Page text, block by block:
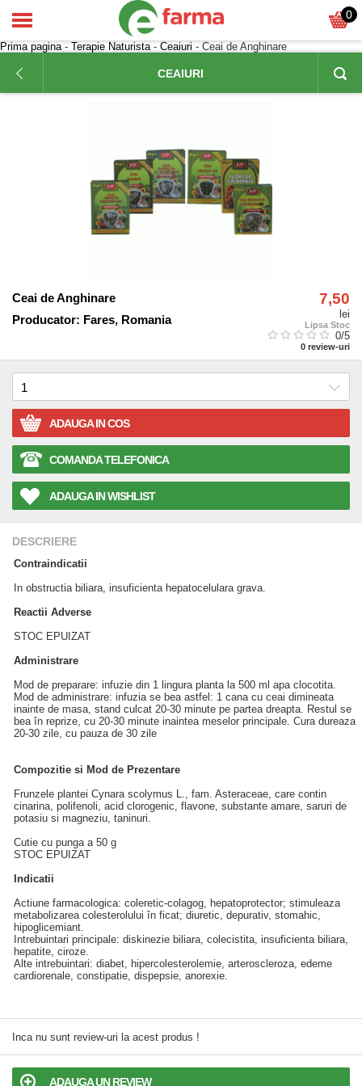
0
Prima pagina- Terapie Naturista- Ceaiuri - Ceai de Anghinare
CEAIURI
Ceai de Anghinare
Producator: Fares, Romania
7,50
lei
Lipsa Stoc
0/5
0 review-uri
ADAUGA IN COS
COMANDA TELEFONICA
ADAUGA IN WISHLIST
DESCRIERE
Contraindicatii
In obstructia biliara, insuficienta hepatocelulara grava.
Reactii Adverse
STOC EPUIZAT
Administrare
Mod de preparare: infuzie din 1 lingura planta la 500 ml apa clocotita.
Mod de administrare: infuzia se bea astfel: 1 cana cu ceai dimineata
inainte de masa, stand culcat 20-30 minute pe partea dreapta. Restul se
bea în reprize, cu 20-30 minute inaintea meselor principale. Cura dureaza
20-30 zile, cu pauza de 30 zile
Compozitie si Mod de Prezentare
Frunzele plantei Cynara scolymus L., fam. Asteraceae, care contin
cinarina, polifenoli, acid clorogenic, flavone, substante amare, saruri de
potasiu si magneziu, taninuri.
Cutie cu punga a 50 g
STOC EPUIZAT
Indicatii
Actiune farmacologica: coleretic-colagog, hepatoprotector; stimuleaza
metabolizarea colesterolului în ficat; diuretic, depurativ, stomahic,
hipoglicemiant.
Intrebuintari principale: diskinezie biliara, colecistita, insuficienta biliara,
hepatite, ciroze.
Alte intrebuintari: diabet, hipercolesterolemie, arteroscleroza, edeme
cardiorenale, constipatie, dispepsie, anorexie.
Inca nu sunt review-uri la acest produs !
ADAUGA UN REVIEW